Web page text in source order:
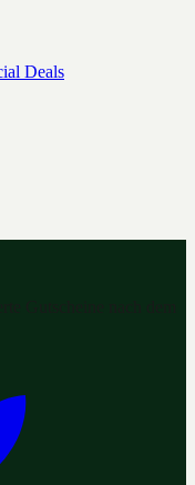
Deals